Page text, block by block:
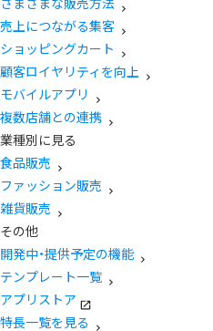
さまざまな販売方法
売上につながる集客
ショッピングカート
顧客ロイヤリティを向上
モバイルアプリ
複数店舗との連携
業種別に見る
食品販売
ファッション販売
雑貨販売
その他
開発中・提供予定の機能
テンプレート一覧
アプリストア
特長一覧を見る